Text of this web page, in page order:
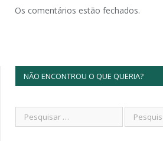
Os comentários estão fechados.
NÃO ENCONTROU O QUE QUERIA?